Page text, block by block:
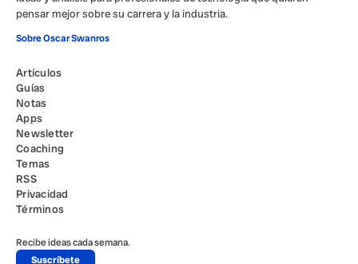
pensar mejor sobre su carrera y la industria.
Sobre Oscar Swanros
Artículos
Guías
Notas
Apps
Newsletter
Coaching
Temas
RSS
Privacidad
Términos
Recibe ideas cada semana.
Suscríbete